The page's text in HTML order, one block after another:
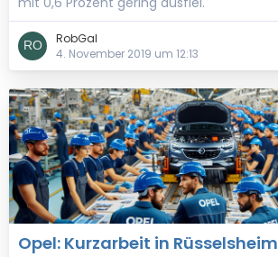
RobGal
4. November 2019 um 12:13
Opel: Kurzarbeit in Rüsselsheim